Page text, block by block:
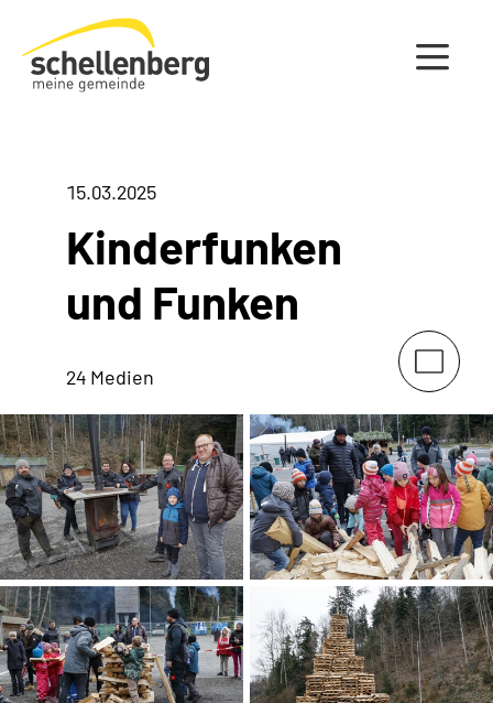
Gemeinde Schellenberg Startseite
15.03.2025
Kinderfunken
und Funken
24 Medien